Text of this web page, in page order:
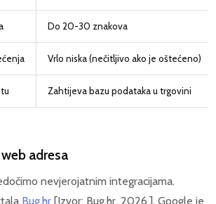
Do 20-30 znakova
Vrlo niska (nečitljivo ako je oštećeno)
Zahtijeva bazu podataka u trgovini
adresa
nevjerojatnim integracijama.
Bug.hr [Izvor: Bug.hr, 2026.], Google je